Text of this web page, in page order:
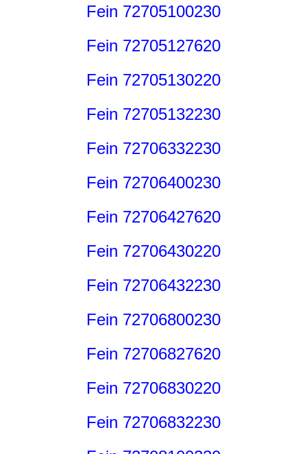
Fein 72705100230
Fein 72705127620
Fein 72705130220
Fein 72705132230
Fein 72706332230
Fein 72706400230
Fein 72706427620
Fein 72706430220
Fein 72706432230
Fein 72706800230
Fein 72706827620
Fein 72706830220
Fein 72706832230